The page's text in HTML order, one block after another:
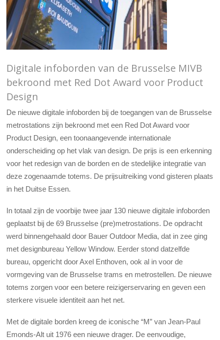
Digitale infoborden van de Brusselse MIVB
bekroond met Red Dot Award voor Product
Design
De nieuwe digitale infoborden bij de toegangen van de Brusselse
metrostations zijn bekroond met een Red Dot Award voor
Product Design, een toonaangevende internationale
onderscheiding op het vlak van design. De prijs is een erkenning
voor het redesign van de borden en de stedelijke integratie van
deze zogenaamde totems. De prijsuitreiking vond gisteren plaats
in het Duitse Essen.
In totaal zijn de voorbije twee jaar 130 nieuwe digitale infoborden
geplaatst bij de 69 Brusselse (pre)metrostations. De opdracht
werd binnengehaald door Bauer Outdoor Media, dat in zee ging
met designbureau Yellow Window. Eerder stond datzelfde
bureau, opgericht door Axel Enthoven, ook al in voor de
vormgeving van de Brusselse trams en metrostellen. De nieuwe
totems zorgen voor een betere reizigerservaring en geven een
sterkere visuele identiteit aan het net.
Met de digitale borden kreeg de iconische “M” van Jean-Paul
Emonds-Alt uit 1976 een nieuwe drager. De eenvoudige,